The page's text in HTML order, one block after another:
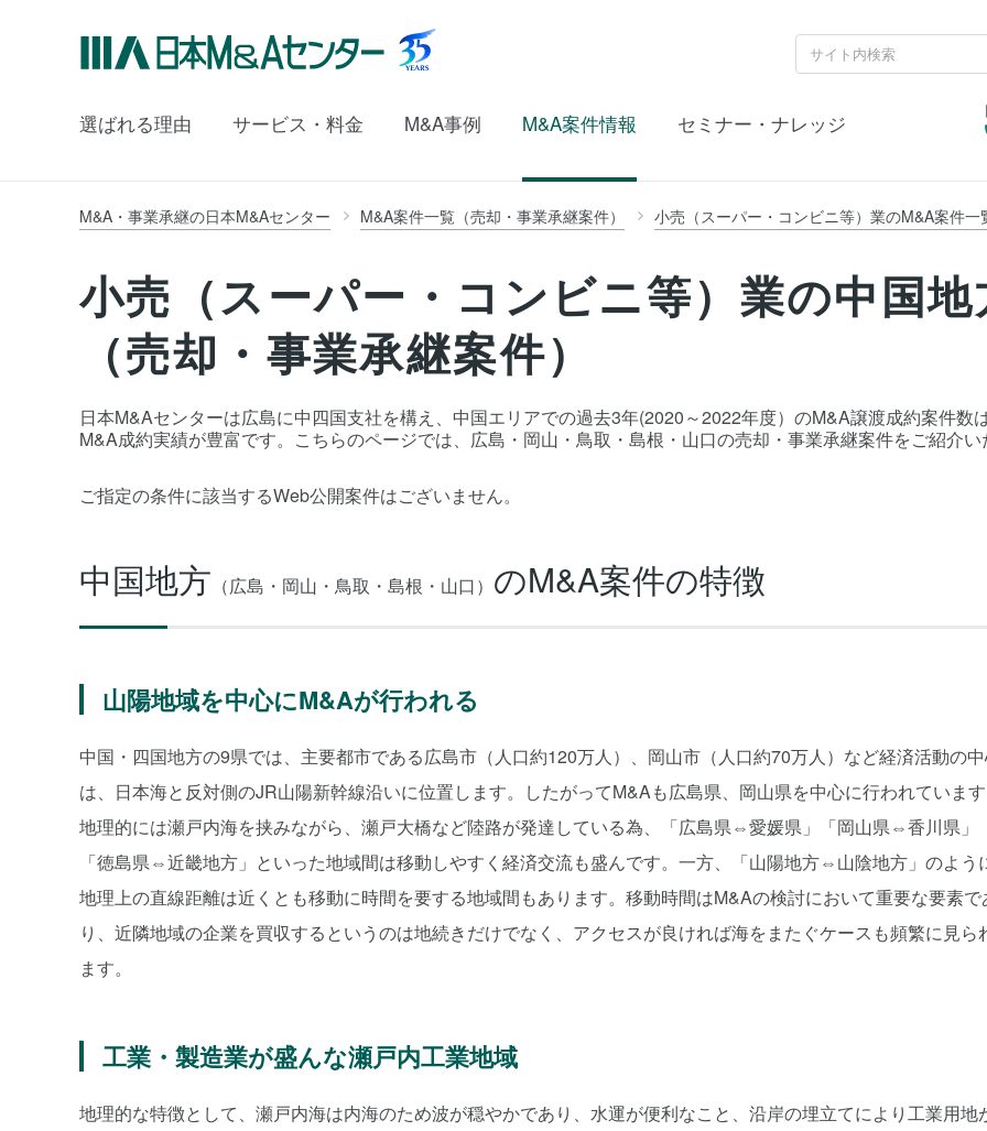
選ばれる理由 サービス・料金 M&A事例 M&A案件情報 セミナー・ナレッジ
M&A・事業承継の日本M&Aセンター M&A案件一覧（売却・事業承継案件） 小売（スーパー・コンビニ等）業のM&A案件
小売（スーパー・コンビニ等）業の中国
（売却・事業承継案件）
日本M&Aセンターは広島に中四国支社を構え、中国エリアでの過去3年(2020～2022年度）のM&A譲渡成約案件
M&A成約実績が豊富です。こちらのページでは、広島・岡山・鳥取・島根・山口の売却・事業承継案件をご紹介
ご指定の条件に該当するWeb公開案件はございません。
中国地方 （広島・岡山・鳥取・島根・山口） のM&A案件の特徴
山陽地域を中心にM&Aが行われる
中国・四国地方の9県では、主要都市である広島市（人口約120万人）、岡山市（人口約70万人）など経済活動の
は、日本海と反対側のJR山陽新幹線沿いに位置します。したがってM&Aも広島県、岡山県を中心に行われていま
地理的には瀬戸内海を挟みながら、瀬戸大橋など陸路が発達している為、「広島県⇔愛媛県」「岡山県⇔香川県」
「徳島県⇔近畿地方」といった地域間は移動しやすく経済交流も盛んです。一方、「山陽地方⇔山陰地方」のよう
地理上の直線距離は近くとも移動に時間を要する地域間もあります。移動時間はM&Aの検討において重要な要素で
り、近隣地域の企業を買収するというのは地続きだけでなく、アクセスが良ければ海をまたぐケースも頻繁に見ら
ます。
工業・製造業が盛んな瀬戸内工業地域
地理的な特徴として、瀬戸内海は内海のため波が穏やかであり、水運が便利なこと、沿岸の埋立てにより工業用地